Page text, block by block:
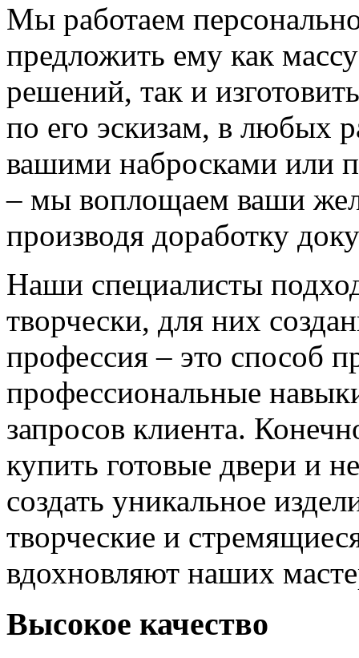
Мы работаем
предложить ему как
решений, так и
по его эскизам, в любых
вашими набросками или
– мы воплощаем ваши
производя доработку
Наши специалисты
творчески, для них
профессия – это способ
профессиональные
запросов клиента.
купить готовые двери и
создать уникальное
творческие и
вдохновляют наших
Высокое качество